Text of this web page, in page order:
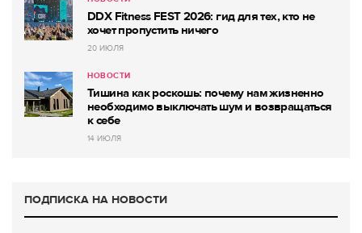
DDX Fitness FEST 2026: гид для тех, кто не
хочет пропустить ничего
20 ИЮЛЯ
НОВОСТИ
Тишина как роскошь: почему нам жизненно
необходимо выключать шум и возвращаться
к себе
14 ИЮЛЯ
ПОДПИСКА НА НОВОСТИ